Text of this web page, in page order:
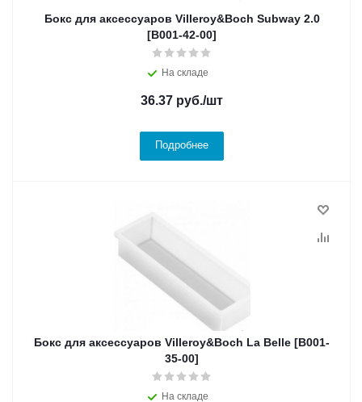
Бокс для аксессуаров Villeroy&Boch Subway 2.0
[B001-42-00]
На складе
36.37 руб./шт
Подробнее
Бокс для аксессуаров Villeroy&Boch La Belle [B001-
35-00]
На складе